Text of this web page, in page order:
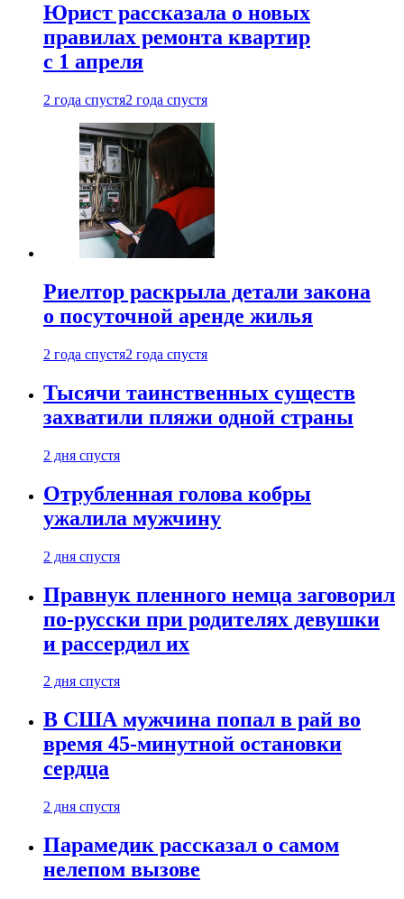
Юрист рассказала о новых
правилах ремонта квартир
с 1 апреля
2 года спустя2 года спустя
Риелтор раскрыла детали закона
о посуточной аренде жилья
2 года спустя2 года спустя
Тысячи таинственных существ
захватили пляжи одной страны
2 дня спустя
Отрубленная голова кобры
ужалила мужчину
2 дня спустя
Правнук пленного немца заговорил
по-русски при родителях девушки
и рассердил их
2 дня спустя
В США мужчина попал в рай во
время 45-минутной остановки
сердца
2 дня спустя
Парамедик рассказал о самом
нелепом вызове